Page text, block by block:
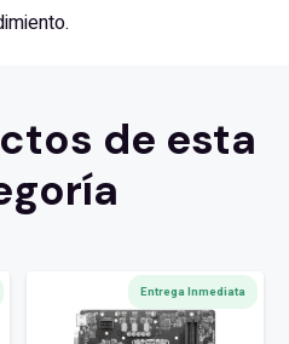
de esta
Entrega Inmediata